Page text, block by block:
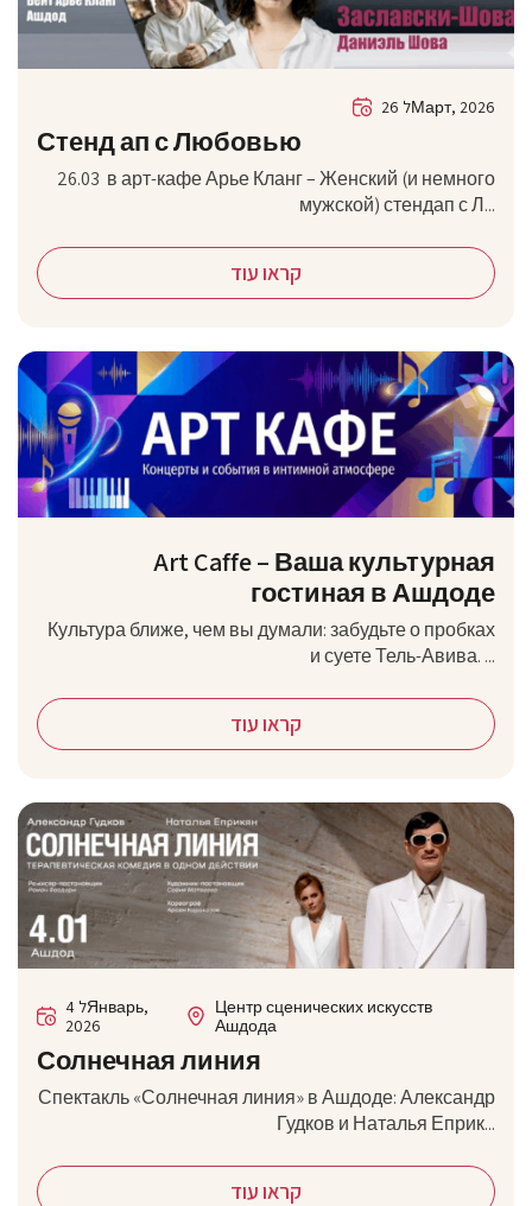
26 לМарт, 2026
Стенд ап с Любовью
26.03 в арт-кафе Арье Кланг – Женский (и немного
мужской) стендап с Л...
קראו עוד
Art Caffe – Ваша культурная
гостиная в Ашдоде
Культура ближе, чем вы думали: забудьте о пробках
и суете Тель-Авива. ...
קראו עוד
Центр сценических искусств
Ашдода
4 לЯнварь,
2026
Солнечная линия
Спектакль «Солнечная линия» в Ашдоде: Александр
Гудков и Наталья Еприк...
קראו עוד